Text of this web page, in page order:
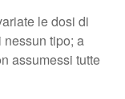
le dosi di
nessun tipo; a
assumessi tutte